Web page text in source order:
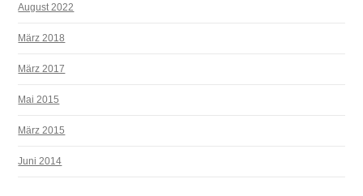
August 2022
März 2018
März 2017
Mai 2015
März 2015
Juni 2014